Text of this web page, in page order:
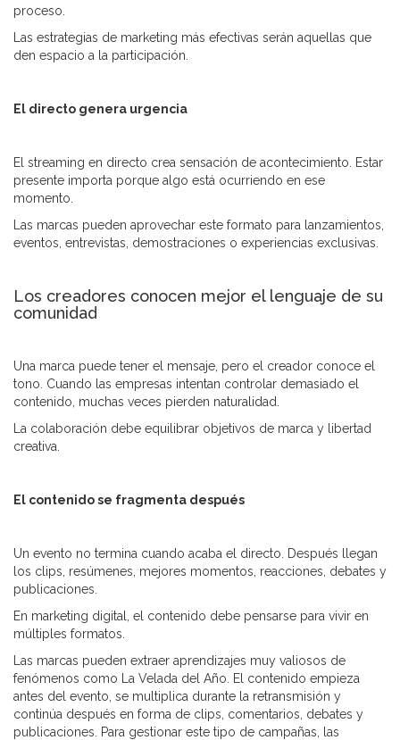
proceso.
Las estrategias de marketing más efectivas serán aquellas que
den espacio a la participación.
El directo genera urgencia
El streaming en directo crea sensación de acontecimiento. Estar
presente importa porque algo está ocurriendo en ese
momento.
Las marcas pueden aprovechar este formato para lanzamientos,
eventos, entrevistas, demostraciones o experiencias exclusivas.
Los creadores conocen mejor el lenguaje de su
comunidad
Una marca puede tener el mensaje, pero el creador conoce el
tono. Cuando las empresas intentan controlar demasiado el
contenido, muchas veces pierden naturalidad.
La colaboración debe equilibrar objetivos de marca y libertad
creativa.
El contenido se fragmenta después
Un evento no termina cuando acaba el directo. Después llegan
los clips, resúmenes, mejores momentos, reacciones, debates y
publicaciones.
En marketing digital, el contenido debe pensarse para vivir en
múltiples formatos.
Las marcas pueden extraer aprendizajes muy valiosos de
fenómenos como La Velada del Año. El contenido empieza
antes del evento, se multiplica durante la retransmisión y
continúa después en forma de clips, comentarios, debates y
publicaciones. Para gestionar este tipo de campañas, las